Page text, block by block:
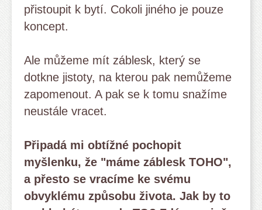
přistoupit k bytí. Cokoli jiného je pouze
koncept.
Ale můžeme mít záblesk, který se
dotkne jistoty, na kterou pak nemůžeme
zapomenout. A pak se k tomu snažíme
neustále vracet.
Připadá mi obtížné pochopit
myšlenku, že "máme záblesk TOHO",
a přesto se vracíme ke svému
obvyklému způsobu života. Jak by to